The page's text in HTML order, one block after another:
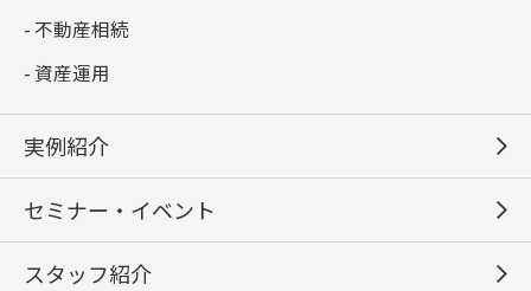
- 不動産相続
- 資産運用
実例紹介
セミナー・イベント
スタッフ紹介